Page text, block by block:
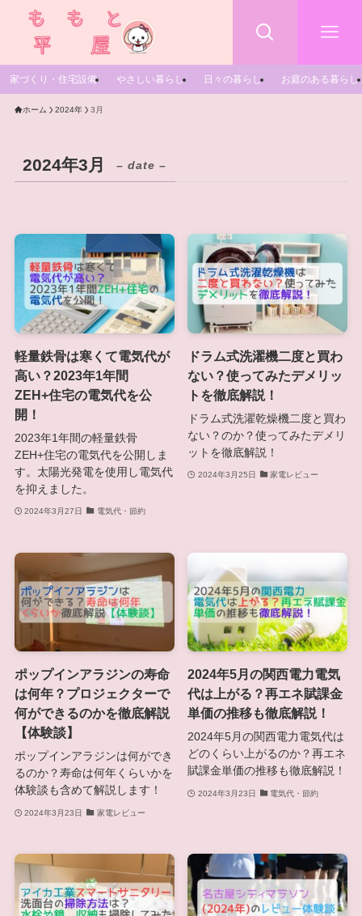
家づくり・住宅設備 やさしい暮らし 日々の暮らし お庭のある暮らし
ホーム 2024年 3月
2024年3月 – date –
軽量鉄骨は寒くて電気代が
高い？2023年1年間
ZEH+住宅の電気代を公
開！
2023年1年間の軽量鉄骨
ZEH+住宅の電気代を公開しま
す。太陽光発電を使用し電気代
を抑えました。
2024年3月27日 電気代・節約
ドラム式洗濯機二度と買わ
ない？使ってみたデメリッ
トを徹底解説！
ドラム式洗濯乾燥機二度と買わ
ない？のか？使ってみたデメリ
ットを徹底解説！
2024年3月25日 家電レビュー
ポップインアラジンの寿命
は何年？プロジェクターで
何ができるのかを徹底解説
【体験談】
ポップインアラジンは何ができ
るのか？寿命は何年くらいかを
体験談も含めて解説します！
2024年3月23日 家電レビュー
2024年5月の関西電力電気
代は上がる？再エネ賦課金
単価の推移も徹底解説！
2024年5月の関西電力電気代は
どのくらい上がるのか？再エネ
賦課金単価の推移も徹底解説！
2024年3月23日 電気代・節約